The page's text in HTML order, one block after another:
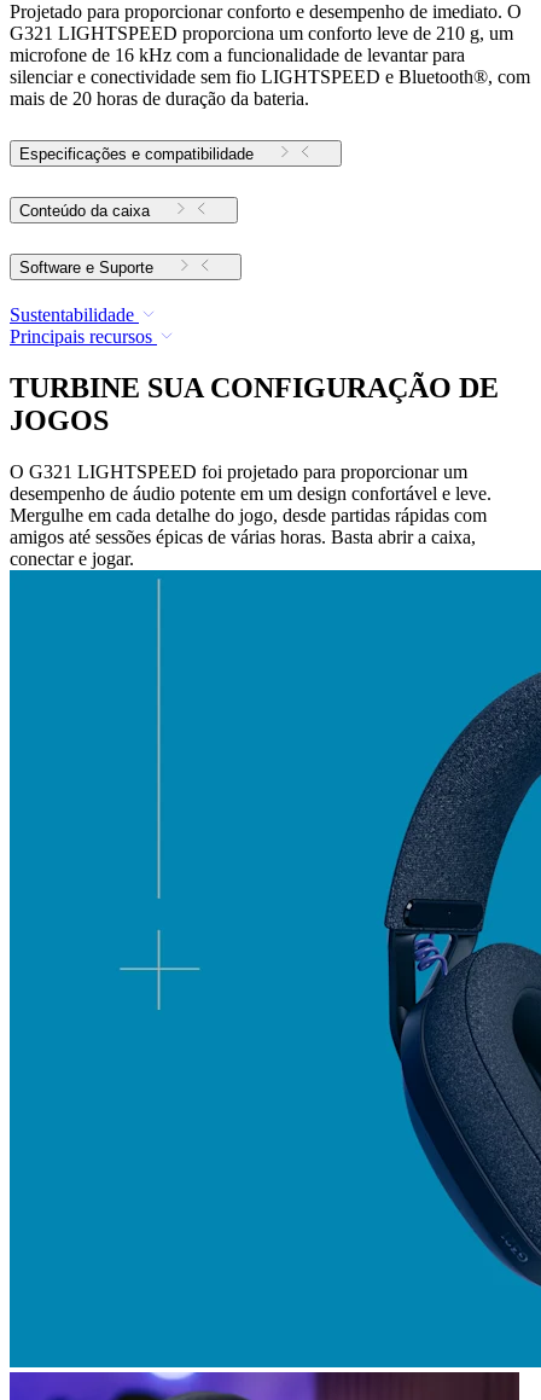
Projetado para proporcionar conforto e desempenho de imediato. O
G321 LIGHTSPEED proporciona um conforto leve de 210 g, um
microfone de 16 kHz com a funcionalidade de levantar para
silenciar e conectividade sem fio LIGHTSPEED e Bluetooth®, com
mais de 20 horas de duração da bateria.
Especificações e compatibilidade
Conteúdo da caixa
Software e Suporte
Sustentabilidade
Principais recursos
TURBINE SUA CONFIGURAÇÃO DE
JOGOS
O G321 LIGHTSPEED foi projetado para proporcionar um
desempenho de áudio potente em um design confortável e leve.
Mergulhe em cada detalhe do jogo, desde partidas rápidas com
amigos até sessões épicas de várias horas. Basta abrir a caixa,
conectar e jogar.